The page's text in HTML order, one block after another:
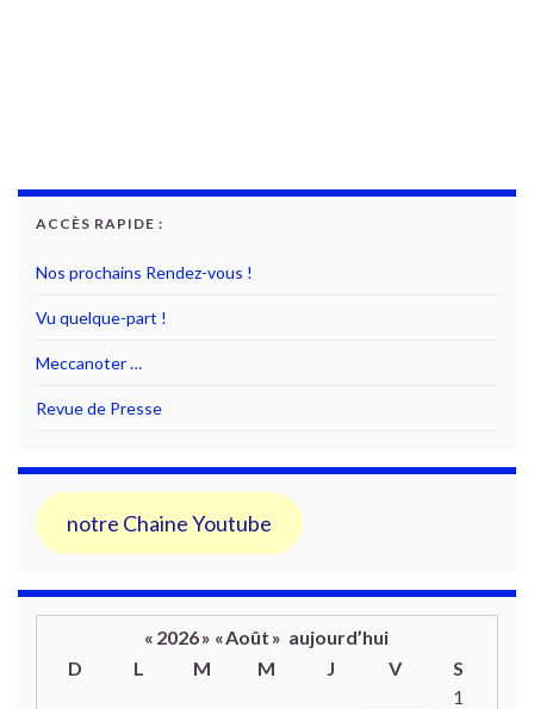
ACCÈS RAPIDE :
Nos prochains Rendez-vous !
Vu quelque-part !
Meccanoter …
Revue de Presse
notre Chaine Youtube
« 2026» «Août » aujourd’hui
D
L M M J V
S
1